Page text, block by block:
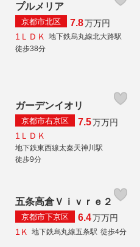
プルメリア
京都市北区 7.8万万円
1ＬＤＫ
地下鉄烏丸線北大路駅
徒歩38分
ガーデンイオリ
京都市右京区 7.5万万円
1ＬＤＫ
地下鉄東西線太秦天神川駅
徒歩9分
五条高倉Ｖｉｖｒｅ２
京都市下京区 6.4万万円
1Ｋ
地下鉄烏丸線五条駅 徒歩4分